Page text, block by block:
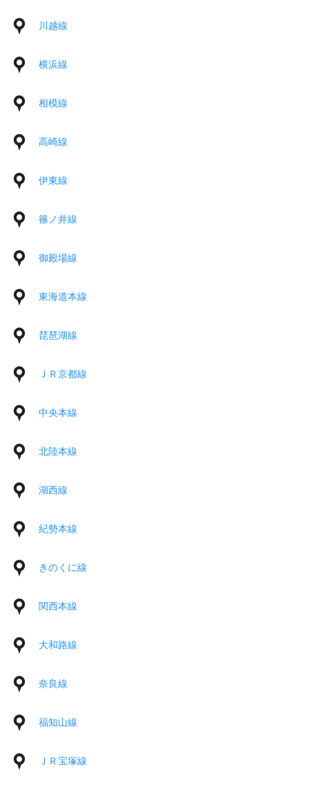
川越線
横浜線
相模線
高崎線
伊東線
篠ノ井線
御殿場線
東海道本線
琵琶湖線
ＪＲ京都線
中央本線
北陸本線
湖西線
紀勢本線
きのくに線
関西本線
大和路線
奈良線
福知山線
ＪＲ宝塚線